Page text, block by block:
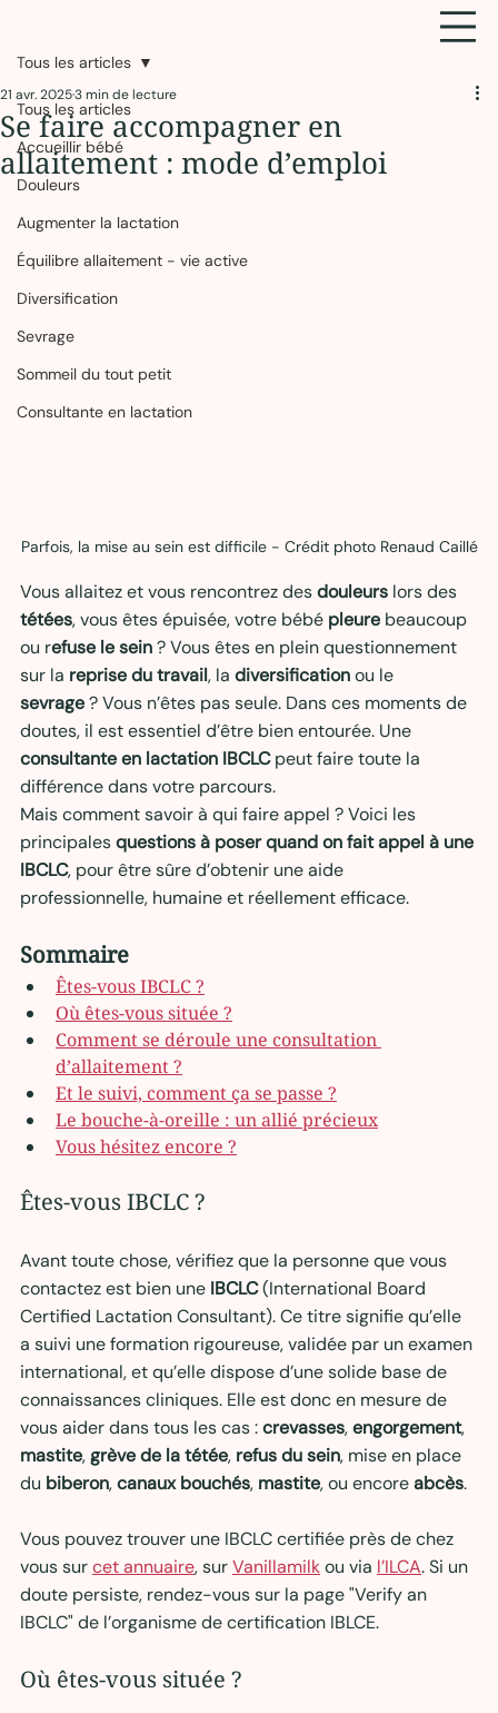
Tous les articles
Accueillir bébé
Douleurs
Augmenter la lactation
Équilibre allaitement - vie active
Diversification
Sevrage
Sommeil du tout petit
Consultante en lactation
Tous les articles
Se faire accompagner en
allaitement : mode d’emploi
21 avr. 20253 min de lecture
Parfois, la mise au sein est difficile - Crédit photo Renaud Caillé
Vous allaitez et vous rencontrez des douleurs lors des
tétées, vous êtes épuisée, votre bébé pleure beaucoup
ou refuse le sein ? Vous êtes en plein questionnement
sur la reprise du travail, la diversification ou le
sevrage ? Vous n’êtes pas seule. Dans ces moments de
doutes, il est essentiel d’être bien entourée. Une
consultante en lactation IBCLC peut faire toute la
différence dans votre parcours.
Mais comment savoir à qui faire appel ? Voici les
principales questions à poser quand on fait appel à une
IBCLC, pour être sûre d’obtenir une aide
professionnelle, humaine et réellement efficace.
Sommaire
Êtes-vous IBCLC ?
Où êtes-vous située ?
Comment se déroule une consultation
d’allaitement ?
Et le suivi, comment ça se passe ?
Le bouche-à-oreille : un allié précieux
Vous hésitez encore ?
Êtes-vous IBCLC ?
Avant toute chose, vérifiez que la personne que vous
contactez est bien une IBCLC (International Board
Certified Lactation Consultant). Ce titre signifie qu’elle
a suivi une formation rigoureuse, validée par un examen
international, et qu’elle dispose d’une solide base de
connaissances cliniques. Elle est donc en mesure de
vous aider dans tous les cas : crevasses, engorgement,
mastite, grève de la tétée, refus du sein, mise en place
du biberon, canaux bouchés, mastite, ou encore abcès.
Vous pouvez trouver une IBCLC certifiée près de chez
vous sur cet annuaire, sur Vanillamilk ou via l’ILCA. Si un
doute persiste, rendez-vous sur la page "Verify an
IBCLC" de l’organisme de certification IBLCE.
Où êtes-vous située ?